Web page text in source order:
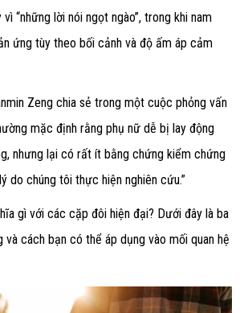
“những lời nói ngọt ngào”, trong khi nam
ứng tùy theo bối cảnh và độ ấm áp cảm
Zeng chia sẻ trong một cuộc phỏng vấn
mặc định rằng phụ nữ dễ bị lay động
nhưng lại có rất ít bằng chứng kiểm chứng
do chúng tôi thực hiện nghiên cứu.”
gì với các cặp đôi hiện đại? Dưới đây là ba
và cách bạn có thể áp dụng vào mối quan hệ